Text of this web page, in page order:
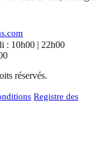
: 10h00 | 22h00
réservés.
Registre des